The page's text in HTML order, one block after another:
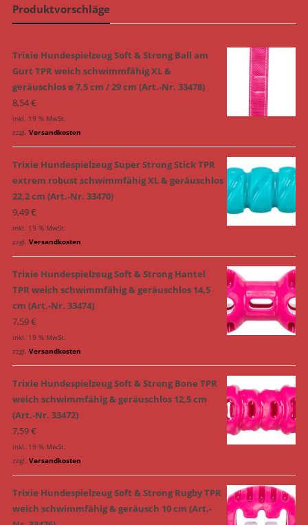
Produktvorschläge
Trixie Hundespielzeug Soft & Strong Ball am
Gurt TPR weich schwimmfähig XL &
geräuschlos ø 7,5 cm / 29 cm (Art.-Nr. 33478)
8,54€
inkl. 19 % MwSt.
zzgl. Versandkosten
Trixie Hundespielzeug Super Strong Stick TPR
extrem robust schwimmfähig XL & geräuschlos
22,2 cm (Art.-Nr. 33470)
9,49€
inkl. 19 % MwSt.
zzgl. Versandkosten
Trixie Hundespielzeug Soft & Strong Hantel
TPR weich schwimmfähig & geräuschlos 14,5
cm (Art.-Nr. 33474)
7,59€
inkl. 19 % MwSt.
zzgl. Versandkosten
Trixie Hundespielzeug Soft & Strong Bone TPR
weich schwimmfähig & geräuschlos 12,5 cm
(Art.-Nr. 33472)
7,59€
inkl. 19 % MwSt.
zzgl. Versandkosten
Trixie Hundespielzeug Soft & Strong Rugby TPR
weich schwimmfähig & geräusch 10 cm (Art.-